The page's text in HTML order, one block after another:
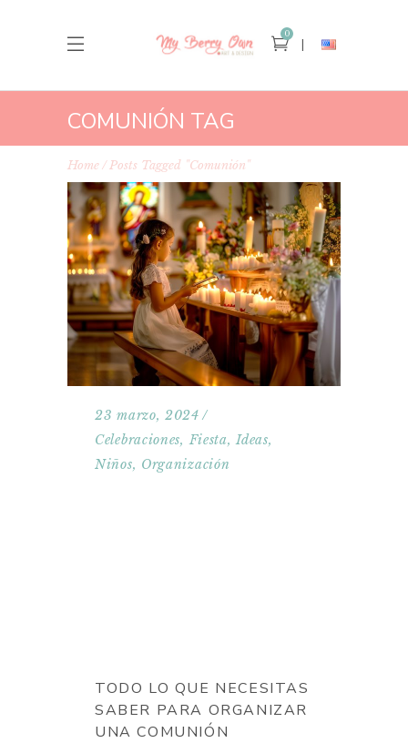
0
COMUNIÓN TAG
Home Posts Tagged "comunión"
23 marzo, 2024
Celebraciones,Fiesta,Ideas,
Niños, Organización
TODO LO QUE NECESITAS
SABER PARA ORGANIZAR
UNA COMUNIÓN